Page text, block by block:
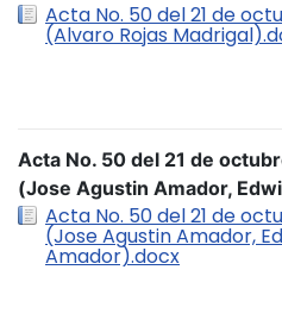
Acta No. 50 del 21 de
(Alvaro Rojas
Acta No. 50 del 21 de
(Jose Agustin Amador,
Acta No. 50 del 21 de
(Jose Agustin Amador,
Amador).docx